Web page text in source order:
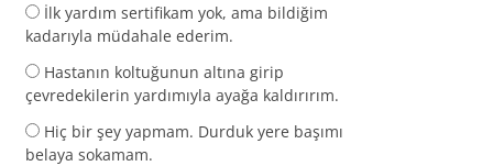
İlk yardım sertifikam yok, ama bildiğim
kadarıyla müdahale ederim.
Hastanın koltuğunun altına girip
çevredekilerin yardımıyla ayağa kaldırırım.
Hiç bir şey yapmam. Durduk yere başımı
belaya sokamam.